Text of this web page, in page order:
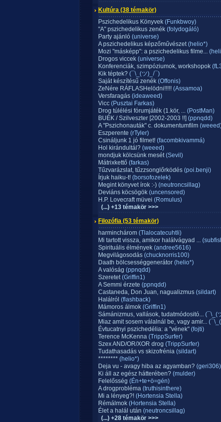
Kultúra (38 témakör)
Pszichedelikus Könyvek (Funkbwoy)
"A" pszichedelikus zenék (folydogáló)
Party ajánló (universe)
A pszichedelikus képzőművészet(helio*)
Mozi "másképp": a pszichedelikus filme...
Drogos viccek (universe)
Konferenciák, szimpóziumok, workshopok
Kik téptek? (¯\_(ツ)_/¯)
Saját készítésű zenék (Offonis)
ZeNére RÁFLASHelödni!!!!! (Assamoa)
Versfaragás (ideaweed)
Vicc (Pusztai Farkas)
Drog túlélési fórumjáték (1.kör, ... (PostMan)
BUÉK / Szilveszter [2002-2003 !!] (ppnqdd)
A "Pszichonauták" c. dokumentumfilm
Eszperente (rTyler)
Csináljunk 1 jó filmet! (facombkivammá)
Hol kirándultál? (weeed)
mondjuk kölcsünk mesét(Sevil)
Mátrixkettő (farkas)
Tűzvarázslat, tűzzsonglőrködés (poi.benji)
Írjuk haiku-t! (borsofozelek)
Megint könyvet írok :-) (neutroncsillag)
Deviáns köcsögök (uncensored)
H.P. Lovecraft müvei (Romulus)
(...) +13 témakör >>>
Filozófia (53 témakör)
harminchárom (Tlalocatecuhtli)
Mi tartott vissza, amikor halálvágyad ...
Spirituális élmények (andree5616)
Megvilágosodás (chucknorris100)
Daath bölcsességgenerátor (helio*)
A valóság (ppnqdd)
Szeretet(Griffin1)
A Semmi érzete (ppnqdd)
Castaneda, Don Juan, nagualizmus (sildart)
Halálról (flashback)
Mámoros álmok (Griffin1)
Sámánizmus, vallások, tudatmódositó... (¯\_(
Miaz amit sosem válalnál be, vagy amir...
Évtucatnyi pszichedélia: a "vének" (fojti)
Terence McKenna (TrippSurfer)
Szex AND/OR/XOR drog (TrippSurfer)
Tudathasadás vs skizofrénia (sildart)
******** (helio*)
Deja vu - avagy hiba az agyamban? (geri306)
Ki áll az egész hátterében? (mulder)
Felelősség (Én+te+ö=gén)
A drogprobléma (truthisinthere)
Mi a lényeg?! (Hortensia Stella)
Rémálmok (Hortensia Stella)
Élet a halál után (neutroncsillag)
(...) +28 témakör >>>